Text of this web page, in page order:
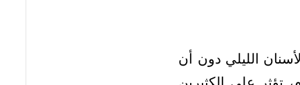
الليلي دون أن